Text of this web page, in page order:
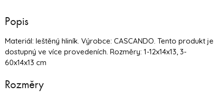
Popis
Materiál: leštěný hliník. Výrobce: CASCANDO. Tento produkt je
dostupný ve více provedeních. Rozměry: 1-12x14x13, 3-
60x14x13 cm
Rozměry